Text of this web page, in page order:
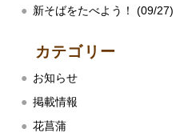
新そばをたべよう！ (09/27)
カテゴリー
お知らせ
掲載情報
花菖蒲